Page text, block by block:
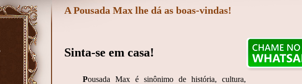
A Pousada Max lhe dá as boas-vindas!
Sinta-se em casa!
Pousada Max é sinônimo de história, cultura,